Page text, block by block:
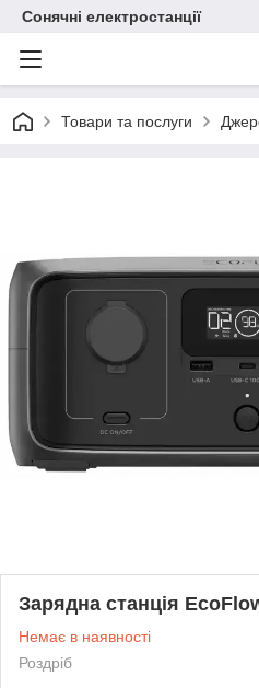
Сонячні електростанції
Товари та послуги
Зарядна станція
Немає в наявності
Роздріб